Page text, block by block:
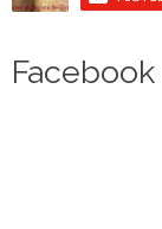
Facebook